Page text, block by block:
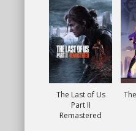
The Last of Us
Part II
Remastered